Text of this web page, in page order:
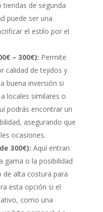
de segunda
puede ser una
el estilo por el
– 300€): Permite
calidad de tejidos y
buena inversión si
locales similares o
podrás encontrar un
asegurando que
ocasiones.
300€): Aquí entran
gama o la posibilidad
de alta costura para
esta opción si el
como una